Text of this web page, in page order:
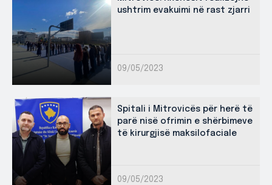
ushtrim evakuimi në rast zjarri
09/05/2023
Spitali i Mitrovicës për herë të
parë nisë ofrimin e shërbimeve
të kirurgjisë maksilofaciale
09/05/2023